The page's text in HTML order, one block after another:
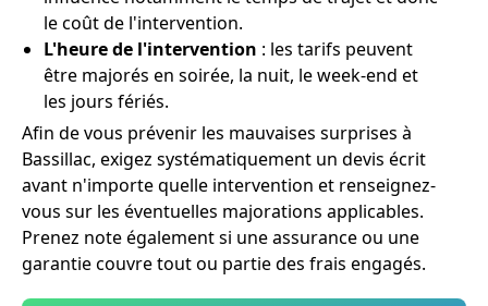
le coût de l'intervention.
L'heure de l'intervention : les tarifs peuvent
être majorés en soirée, la nuit, le week-end et
les jours fériés.
Afin de vous prévenir les mauvaises surprises à
Bassillac, exigez systématiquement un devis écrit
avant n'importe quelle intervention et renseignez-
vous sur les éventuelles majorations applicables.
Prenez note également si une assurance ou une
garantie couvre tout ou partie des frais engagés.